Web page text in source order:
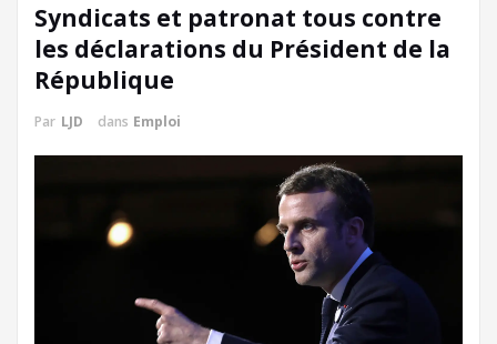
Syndicats et patronat tous contre
les déclarations du Président de la
République
Par LJD dans Emploi